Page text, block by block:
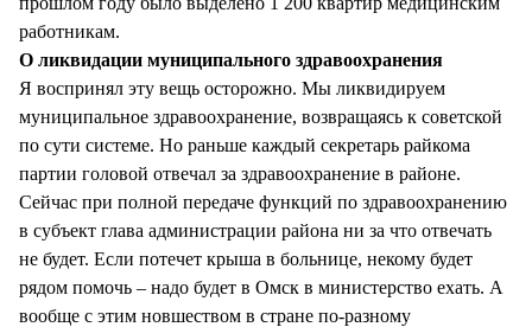
работникам.
О ликвидации муниципального здравоохранения
Я воспринял эту вещь осторожно. Мы ликвидируем
муниципальное здравоохранение, возвращаясь к советской
по сути системе. Но раньше каждый секретарь райкома
партии головой отвечал за здравоохранение в районе.
Сейчас при полной передаче функций по здравоохранению
в субъект глава администрации района ни за что отвечать
не будет. Если потечет крыша в больнице, некому будет
рядом помочь – надо будет в Омск в министерство ехать. А
вообще с этим новшеством в стране по-разному